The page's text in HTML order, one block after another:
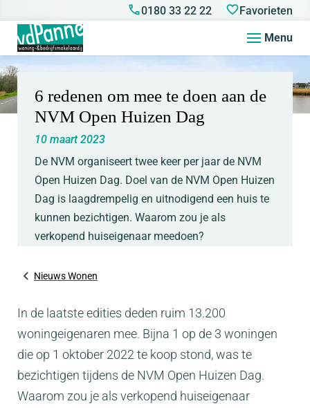
0180 33 22 22 Favorieten
Menu
6 redenen om mee te doen aan de
NVM Open Huizen Dag
10 maart 2023
De NVM organiseert twee keer per jaar de NVM
Open Huizen Dag. Doel van de NVM Open Huizen
Dag is laagdrempelig en uitnodigend een huis te
kunnen bezichtigen. Waarom zou je als
verkopend huiseigenaar meedoen?
Nieuws Wonen
In de laatste edities deden ruim 13.200
woningeigenaren mee. Bijna 1 op de 3 woningen
die op 1 oktober 2022 te koop stond, was te
bezichtigen tijdens de NVM Open Huizen Dag.
Waarom zou je als verkopend huiseigenaar